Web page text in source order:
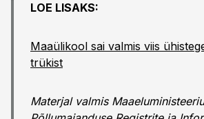
LOE LISAKS:
Maaülikool sai valmis viis
trükist
Materjal valmis